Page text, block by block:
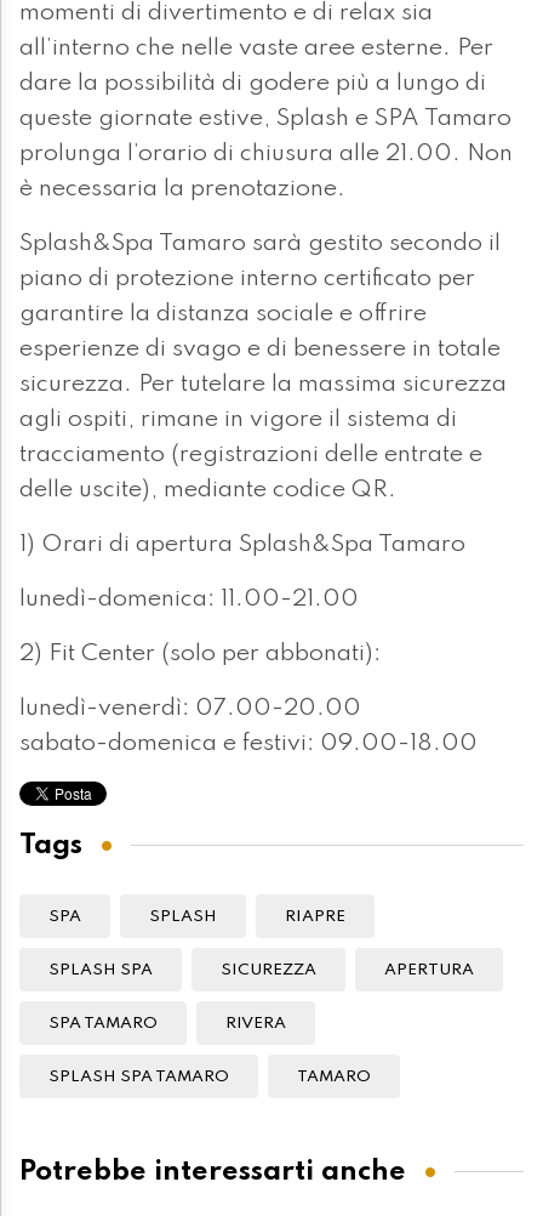
momenti di divertimento e di relax sia
all’interno che nelle vaste aree esterne. Per
dare la possibilità di godere più a lungo di
queste giornate estive, Splash e SPA Tamaro
prolunga l’orario di chiusura alle 21.00. Non
è necessaria la prenotazione.
Splash&Spa Tamaro sarà gestito secondo il
piano di protezione interno certificato per
garantire la distanza sociale e offrire
esperienze di svago e di benessere in totale
sicurezza. Per tutelare la massima sicurezza
agli ospiti, rimane in vigore il sistema di
tracciamento (registrazioni delle entrate e
delle uscite), mediante codice QR.
1) Orari di apertura Splash&Spa Tamaro
lunedì-domenica: 11.00-21.00
2) Fit Center (solo per abbonati):
lunedì-venerdì: 07.00-20.00
sabato-domenica e festivi: 09.00-18.00
Tags
SPA SPLASH RIAPRE
SPLASH SPA SICUREZZA APERTURA
SPA TAMARO RIVERA
SPLASH SPA TAMARO TAMARO
Potrebbe interessarti anche